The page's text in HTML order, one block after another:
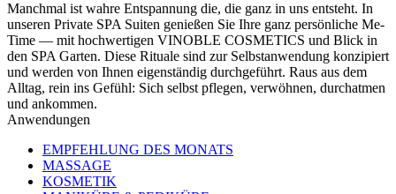
Manchmal ist wahre Entspannung die, die ganz in uns entsteht. In
unseren Private SPA Suiten genießen Sie Ihre ganz persönliche Me-
Time — mit hochwertigen VINOBLE COSMETICS und Blick in
den SPA Garten. Diese Rituale sind zur Selbstanwendung konzipiert
und werden von Ihnen eigenständig durchgeführt. Raus aus dem
Alltag, rein ins Gefühl: Sich selbst pflegen, verwöhnen, durchatmen
und ankommen.
Anwendungen
EMPFEHLUNG DES MONATS
MASSAGE
KOSMETIK